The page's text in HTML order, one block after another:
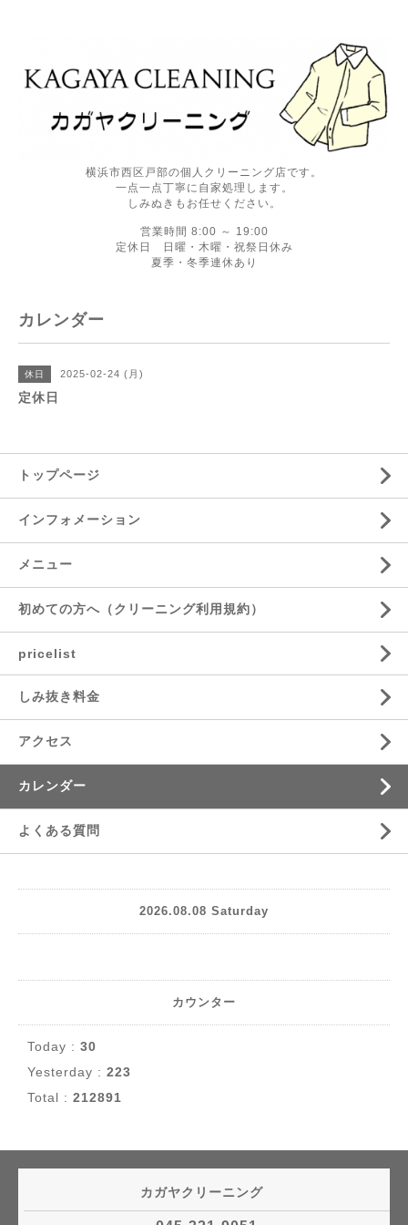
横浜市西区戸部の個人クリーニング店です。
一点一点丁寧に自家処理します。
しみぬきもお任せください。
営業時間 8:00 ～ 19:00
定休日 日曜・木曜・祝祭日休み
夏季・冬季連休あり
カレンダー
休日 2025-02-24 (月)
定休日
トップページ
インフォメーション
メニュー
初めての方へ（クリーニング利用規約）
pricelist
しみ抜き料金
アクセス
カレンダー
よくある質問
2026.08.08 Saturday
カウンター
Today : 30
Yesterday : 223
Total : 212891
カガヤクリーニング